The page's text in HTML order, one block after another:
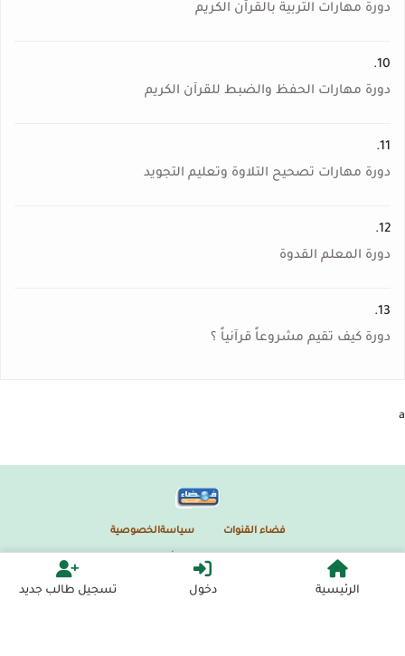
دورة مهارات التربية بالقرآن الكريم
10.
دورة مهارات الحفظ والضبط للقرآن الكريم
11.
دورة مهارات تصحيح التلاوة وتعليم التجويد
12.
دورة المعلم القدوة
13.
دورة كيف تقيم مشروعاً قرآنياً ؟
a
فضاء القنوات سياسةالخصوصية
2026
- 2021 أكاديمية البلدة الطيبة
الرئيسية دخول تسجيل طالب جديد